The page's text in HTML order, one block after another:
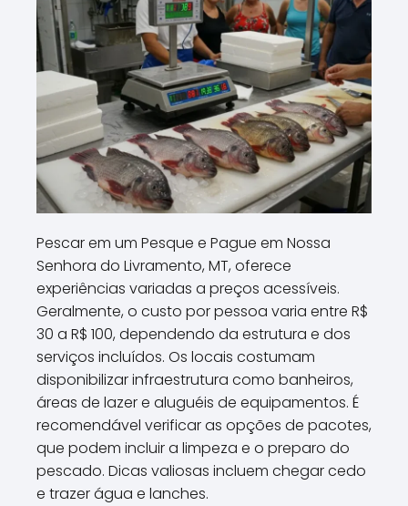
Pescar em um Pesque e Pague em Nossa
Senhora do Livramento, MT, oferece
experiências variadas a preços acessíveis.
Geralmente, o custo por pessoa varia entre R$
30 a R$ 100, dependendo da estrutura e dos
serviços incluídos. Os locais costumam
disponibilizar infraestrutura como banheiros,
áreas de lazer e aluguéis de equipamentos. É
recomendável verificar as opções de pacotes,
que podem incluir a limpeza e o preparo do
pescado. Dicas valiosas incluem chegar cedo
e trazer água e lanches.